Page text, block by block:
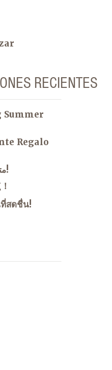
RECIENTES
Summer
Regalo
متعة صيفية منعشة!
สดชื่น!